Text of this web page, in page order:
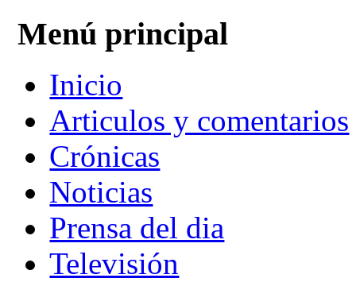
Menú principal
Inicio
Articulos y comentarios
Crónicas
Noticias
Prensa del dia
Televisión